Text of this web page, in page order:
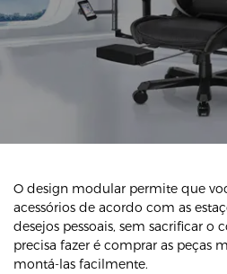
O design modular permite que
acessórios de acordo com as
desejos pessoais, sem sacrificar o
precisa fazer é comprar as peças
montá-las facilmente.